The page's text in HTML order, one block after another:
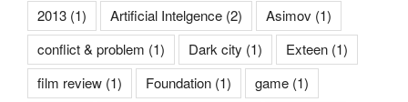
2013 (1) Artificial Intelgence (2) Asimov (1)
conflict & problem (1) Dark city (1) Exteen (1)
film review (1) Foundation (1) game (1)